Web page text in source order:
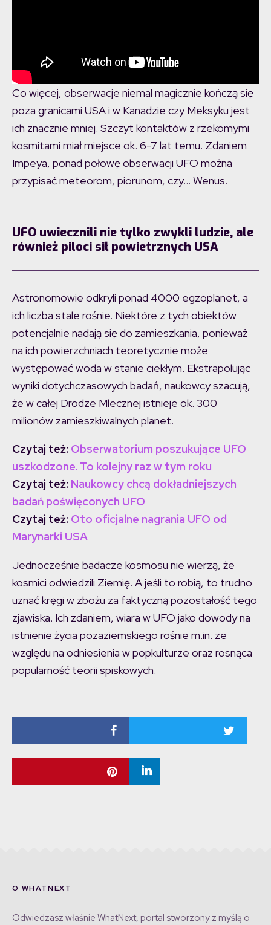
Co więcej, obserwacje niemal magicznie kończą się
poza granicami USA i w Kanadzie czy Meksyku jest
ich znacznie mniej. Szczyt kontaktów z rzekomymi
kosmitami miał miejsce ok. 6-7 lat temu. Zdaniem
Impeya, ponad połowę obserwacji UFO można
przypisać meteorom, piorunom, czy… Wenus.
UFO uwiecznili nie tylko zwykli ludzie, ale
również piloci sił powietrznych USA
Astronomowie odkryli ponad 4000 egzoplanet, a
ich liczba stale rośnie. Niektóre z tych obiektów
potencjalnie nadają się do zamieszkania, ponieważ
na ich powierzchniach teoretycznie może
występować woda w stanie ciekłym. Ekstrapolując
wyniki dotychczasowych badań, naukowcy szacują,
że w całej Drodze Mlecznej istnieje ok. 300
milionów zamieszkiwalnych planet.
Czytaj też: Obserwatorium poszukujące UFO
uszkodzone. To kolejny raz w tym roku
Czytaj też: Naukowcy chcą dokładniejszych
badań poświęconych UFO
Czytaj też: Oto oficjalne nagrania UFO od
Marynarki USA
Jednocześnie badacze kosmosu nie wierzą, że
kosmici odwiedzili Ziemię. A jeśli to robią, to trudno
uznać kręgi w zbożu za faktyczną pozostałość tego
zjawiska. Ich zdaniem, wiara w UFO jako dowody na
istnienie życia pozaziemskiego rośnie m.in. ze
względu na odniesienia w popkulturze oraz rosnąca
popularność teorii spiskowych.
O WHATNEXT
Odwiedzasz właśnie WhatNext, portal stworzony z myślą o